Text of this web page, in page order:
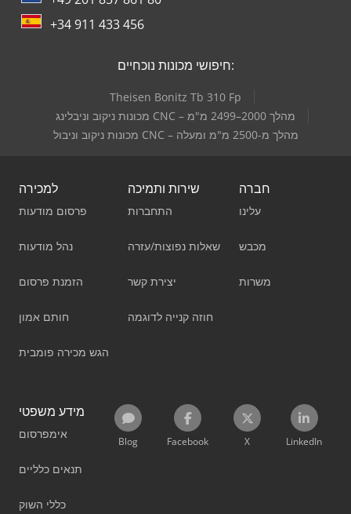
+34 911 433 456
חיפושי מכונות נוכחיים:
Theisen Bonitz Tb 310 Fp
מכונות ניקוב וניבלינג CNC – מהלך 2000–2499 מ"מ
מכונות ניקוב וניבול CNC – מהלך מ-2500 מ"מ ומעלה
למכירה
פרסום מודעות
נהל מודעות
הזמנת פרסום
חותם אמון
הגש מכירה פומבית
שירות ותמיכה
התחברות
שאלות נפוצות/עזרה
יצירת קשר
חוזה קנייה לדוגמה
חברה
עלינו
מכבש
משרות
מידע משפטי
אימפרסום
תנאים כלליים
כללי השוק
Blog Facebook X LinkedIn